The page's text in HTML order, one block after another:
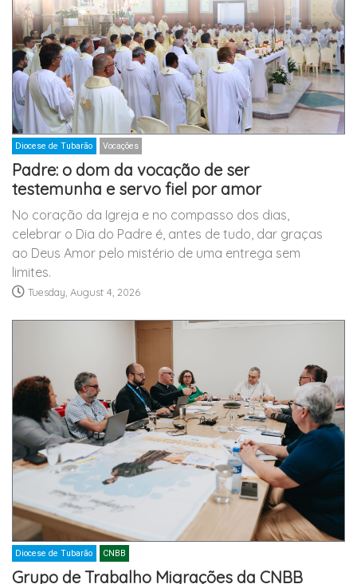
Diocese de Tubarão Vocações
Padre: o dom da vocação de ser
testemunha e servo fiel por amor
No coração da Igreja e no compasso dos dias,
celebrar o Dia do Padre é, antes de tudo, dar graças
ao Deus Amor pelo mistério de uma entrega sem
limites.
Tuesday, August 4, 2026
Diocese de Tubarão CNBB
Grupo de Trabalho Migrações da CNBB